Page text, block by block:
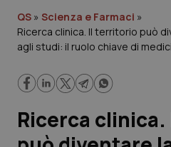
Governo e Parlamento
Regioni e Asl
Lavoro e Professioni
Scienza e Farmaci
QS » Scienza e Farmaci »
Ricerca clinica. Il territorio può
agli studi: il ruolo chiave di
Ricerca